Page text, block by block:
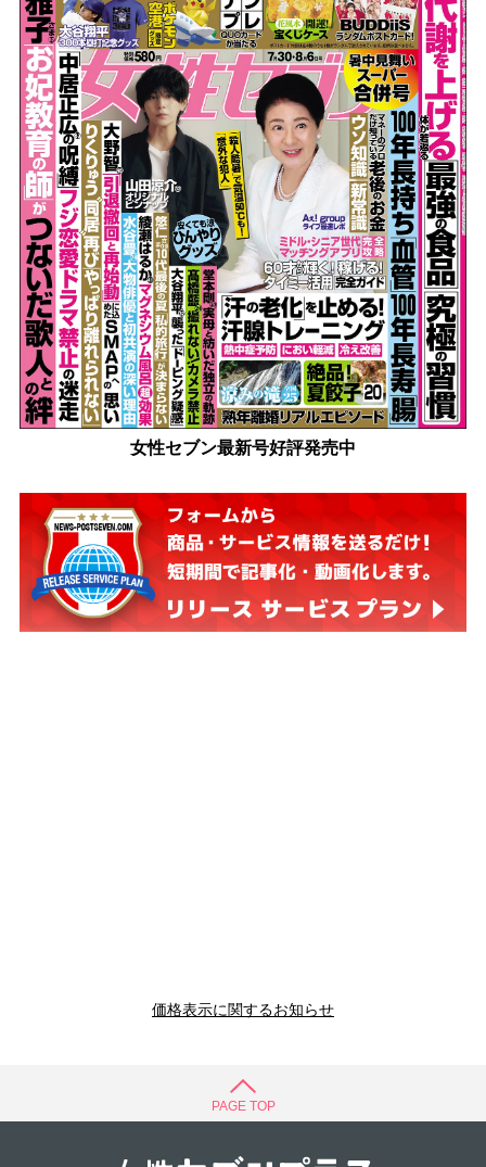
女性セブン最新号好評発売中
価格表示に関するお知らせ
PAGE TOP